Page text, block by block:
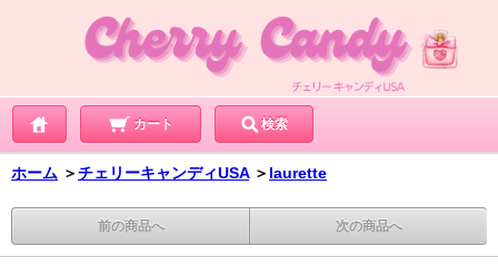
カート 検索
ホーム ＞チェリーキャンディUSA ＞ laurette
前の商品へ 次の商品へ